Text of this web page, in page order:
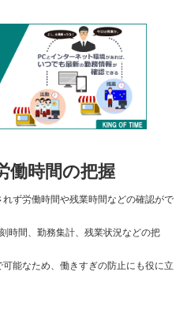
働時間の把握
ず労働時間や残業時間などの確認がで
時間、勤務集計、残業状況などの把
能なため、働きすぎの防止にも役に立